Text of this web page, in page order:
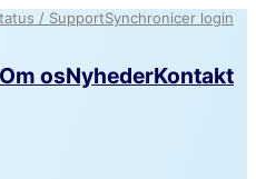
/ SupportSynchronicer login
Om osNyhederKontakt